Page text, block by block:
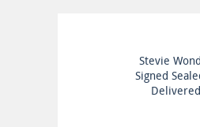
Michael